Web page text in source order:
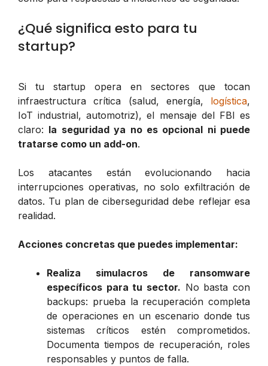
¿Qué significa esto para tu
startup?
Si tu startup opera en sectores que tocan
infraestructura crítica (salud, energía, logística,
IoT industrial, automotriz), el mensaje del FBI es
claro: la seguridad ya no es opcional ni puede
tratarse como un add-on.
Los atacantes están evolucionando hacia
interrupciones operativas, no solo exfiltración de
datos. Tu plan de ciberseguridad debe reflejar esa
realidad.
Acciones concretas que puedes implementar:
Realiza simulacros de ransomware
específicos para tu sector. No basta con
backups: prueba la recuperación completa
de operaciones en un escenario donde tus
sistemas críticos estén comprometidos.
Documenta tiempos de recuperación, roles
responsables y puntos de falla.